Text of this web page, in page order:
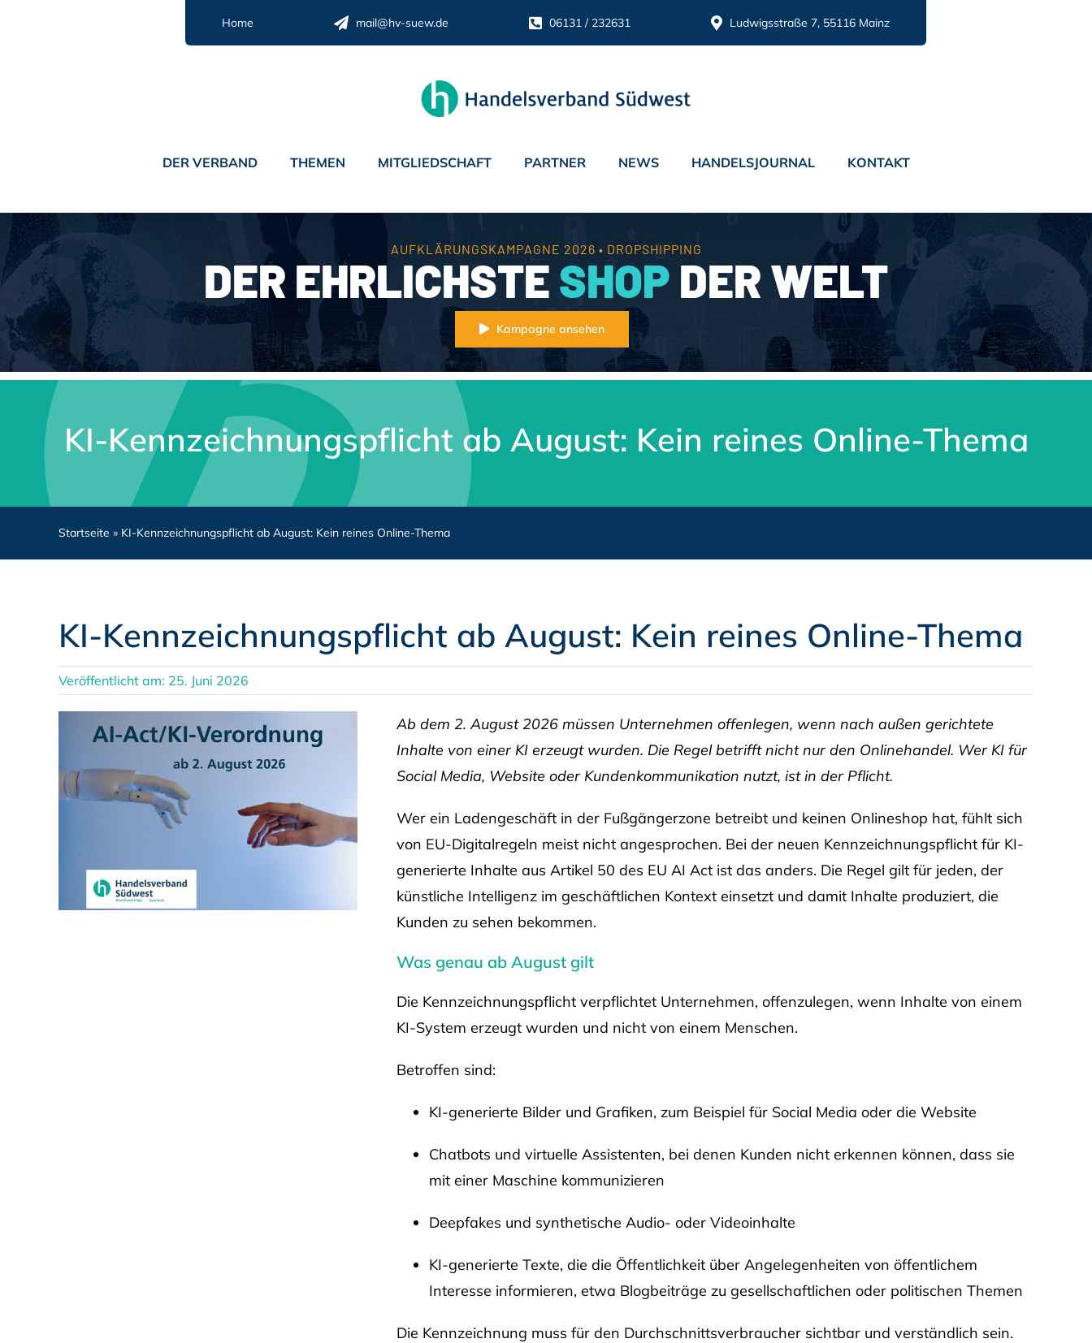
Home mail@hv-suew.de 06131 / 232631 Ludwigsstraße 7, 55116 Mainz
DER VERBAND THEMEN MITGLIEDSCHAFT PARTNER NEWS HANDELSJOURNAL KONTAKT
AUFKLÄRUNGSKAMPAGNE 2026 • DROPSHIPPING
DER EHRLICHSTESHOP DER WELT
Kampagne ansehen
KI-Kennzeichnungspflicht ab August: Kein reines Online-Thema
Startseite » KI-Kennzeichnungspflicht ab August: Kein reines Online-Thema
KI-Kennzeichnungspflicht ab August: Kein reines Online-Thema
Veröffentlicht am: 25. Juni 2026
Ab dem 2. August 2026 müssen Unternehmen offenlegen, wenn nach außen gerichtete
Inhalte von einer KI erzeugt wurden. Die Regel betrifft nicht nur den Onlinehandel. Wer KI für
Social Media, Website oder Kundenkommunikation nutzt, ist in der Pflicht.
Wer ein Ladengeschäft in der Fußgängerzone betreibt und keinen Onlineshop hat, fühlt sich
von EU-Digitalregeln meist nicht angesprochen. Bei der neuen Kennzeichnungspflicht für KI-
generierte Inhalte aus Artikel 50 des EU AI Act ist das anders. Die Regel gilt für jeden, der
künstliche Intelligenz im geschäftlichen Kontext einsetzt und damit Inhalte produziert, die
Kunden zu sehen bekommen.
Was genau ab August gilt
Die Kennzeichnungspflicht verpflichtet Unternehmen, offenzulegen, wenn Inhalte von einem
KI-System erzeugt wurden und nicht von einem Menschen.
Betroffen sind:
KI-generierte Bilder und Grafiken, zum Beispiel für Social Media oder die Website
Chatbots und virtuelle Assistenten, bei denen Kunden nicht erkennen können, dass sie
mit einer Maschine kommunizieren
Deepfakes und synthetische Audio- oder Videoinhalte
KI-generierte Texte, die die Öffentlichkeit über Angelegenheiten von öffentlichem
Interesse informieren, etwa Blogbeiträge zu gesellschaftlichen oder politischen Themen
Die Kennzeichnung muss für den Durchschnittsverbraucher sichtbar und verständlich sein.